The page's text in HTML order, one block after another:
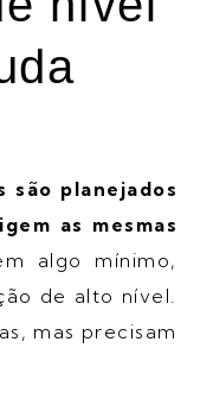
são planejados
as mesmas
algo mínimo,
de alto nível.
mas precisam